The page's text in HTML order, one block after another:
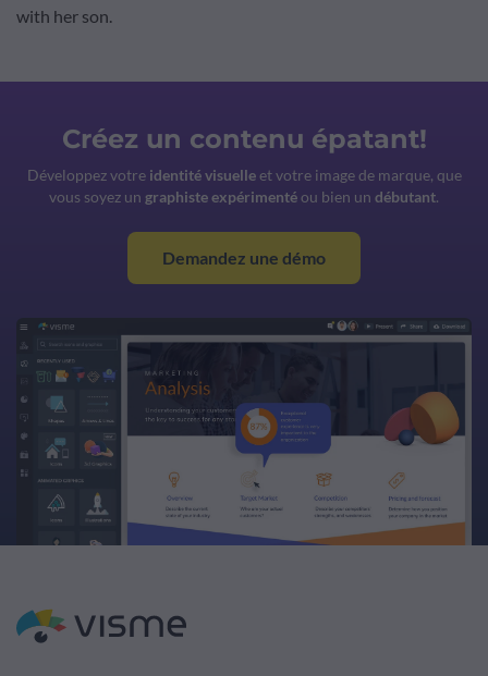
with her son.
Créez un contenu épatant!
Développez votre identité visuelleet votre image de marque, que
vous soyez un graphiste expérimentéou bien un débutant.
Demandez une démo